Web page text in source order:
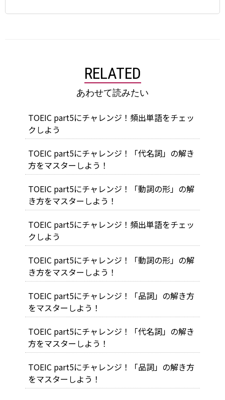
RELATED
あわせて読みたい
TOEIC part5にチャレンジ！頻出単語をチェッ
クしよう
TOEIC part5にチャレンジ！「代名詞」の解き
方をマスターしよう！
TOEIC part5にチャレンジ！「動詞の形」の解
き方をマスターしよう！
TOEIC part5にチャレンジ！頻出単語をチェッ
クしよう
TOEIC part5にチャレンジ！「動詞の形」の解
き方をマスターしよう！
TOEIC part5にチャレンジ！「品詞」の解き方
をマスターしよう！
TOEIC part5にチャレンジ！「代名詞」の解き
方をマスターしよう！
TOEIC part5にチャレンジ！「品詞」の解き方
をマスターしよう！